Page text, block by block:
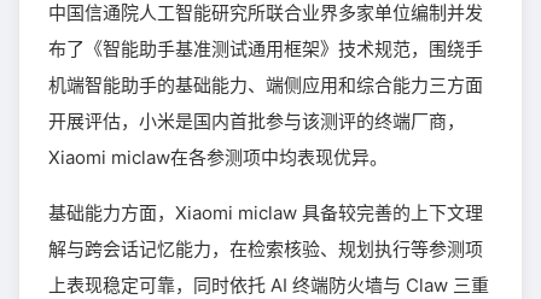
中国信通院人工智能研究所联合业界多家单位编制并发
布了《智能助手基准测试通用框架》技术规范，围绕手
机端智能助手的基础能力、端侧应用和综合能力三方面
开展评估，小米是国内首批参与该测评的终端厂商，
Xiaomi miclaw在各参测项中均表现优异。
基础能力方面，Xiaomi miclaw 具备较完善的上下文理
解与跨会话记忆能力，在检索核验、规划执行等参测项
上表现稳定可靠，同时依托 AI 终端防火墙与 Claw 三重